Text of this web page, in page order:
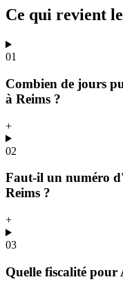
Ce qui revient
01
Combien de jours
à Reims ?
+
02
Faut-il un numéro
Reims ?
+
03
Quelle fiscalité pour